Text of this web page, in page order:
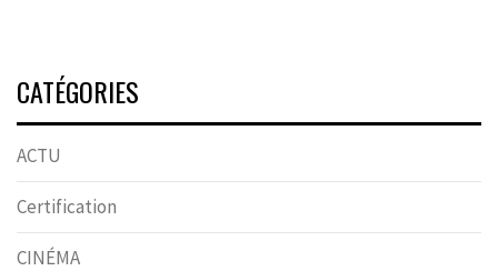
CATÉGORIES
ACTU
Certification
CINÉMA